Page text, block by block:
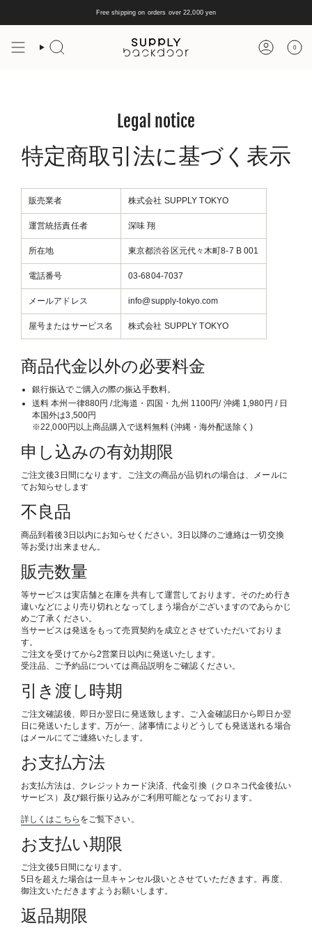
content
Free shipping on orders over 22,000 yen
Search Account
0
Legal notice
特定商取引法に基づく表示
販売業者 株式会社 SUPPLY TOKYO
運営統括責任者 深味 翔
所在地 東京都渋谷区元代々木町8-7 B 001
電話番号 03-6804-7037
メールアドレス info@supply-tokyo.com
屋号またはサービス名 株式会社 SUPPLY TOKYO
商品代金以外の必要料金
銀行振込でご購入の際の振込手数料。
送料 本州一律880円 /北海道・四国・九州 1100円/ 沖縄 1,980円 / 日
本国外は3,500円
※22,000円以上商品購入で送料無料 (沖縄・海外配送除く)
申し込みの有効期限
ご注文後3日間になります。ご注文の商品が品切れの場合は、メールに
てお知らせします
不良品
商品到着後3日以内にお知らせください。3日以降のご連絡は一切交換
等お受け出来ません。
販売数量
等サービスは実店舗と在庫を共有して運営しております。そのため行き
違いなどにより売り切れとなってしまう場合がございますのであらかじ
めご了承ください。
当サービスは発送をもって売買契約を成立とさせていただいておりま
す。
ご注文を受けてから2営業日以内に発送いたします。
受注品、ご予約品については商品説明をご確認ください。
引き渡し時期
ご注文確認後、即日か翌日に発送致します。ご入金確認日から即日か翌
日に発送いたします。万が一、諸事情によりどうしても発送送れる場合
はメールにてご連絡いたします。
お支払方法
お支払方法は、クレジットカード決済、代金引換（クロネコ代金後払い
サービス）及び銀行振り込みがご利用可能となっております。
詳しくはこちら をご覧下さい。
お支払い期限
ご注文後5日間になります。
5日を超えた場合は一旦キャンセル扱いとさせていただきます。再度、
御注文いただきますようお願いします。
返品期限